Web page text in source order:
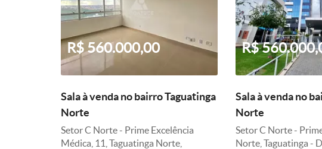
R$ 560.000,00
Sala à venda no bairro Taguatinga
Norte
Setor C Norte - Prime Excelência
Médica, 11, Taguatinga Norte,
R$
Sala à venda no
Norte
Setor C Norte -
Norte, Taguatinga -